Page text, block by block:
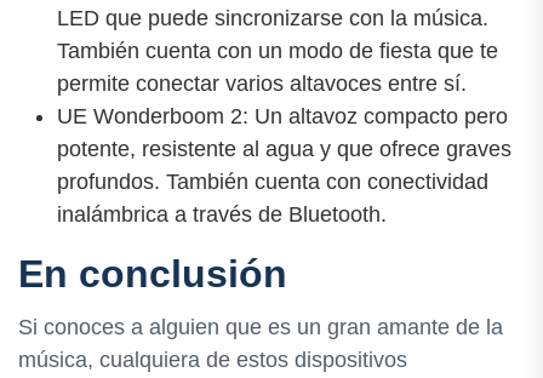
LED que puede sincronizarse con la música.
También cuenta con un modo de fiesta que te
permite conectar varios altavoces entre sí.
UE Wonderboom 2: Un altavoz compacto pero
potente, resistente al agua y que ofrece graves
profundos. También cuenta con conectividad
inalámbrica a través de Bluetooth.
En conclusión
Si conoces a alguien que es un gran amante de la
música, cualquiera de estos dispositivos